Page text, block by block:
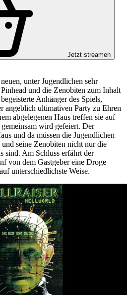
Jetzt streamen
unter Jugendlichen sehr
und die Zenobiten zum Inhalt
Anhänger des Spiels,
angeblich ultimativen Party zu Ehren
abgelegenen Haus treffen sie auf
wird gefeiert. Der
und da müssen die Jugendlichen
und seine Zenobiten nicht nur die
sind. Am Schluss erfährt der
von dem Gastgeber eine Droge
unterschiedlichste Weise.